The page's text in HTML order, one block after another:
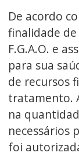
De acordo
finalidade
F.G.A.O. e
para sua
de recursos
tratamento.
na
necessários
foi